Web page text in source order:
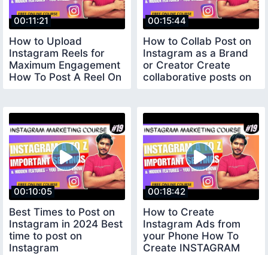
00:11:21
How to Upload
Instagram Reels for
Maximum Engagement
How To Post A Reel On
00:15:44
How to Collab Post on
Instagram as a Brand
or Creator Create
collaborative posts on
00:10:05
Best Times to Post on
Instagram in 2024 Best
time to post on
Instagram
00:18:42
How to Create
Instagram Ads from
your Phone How To
Create INSTAGRAM